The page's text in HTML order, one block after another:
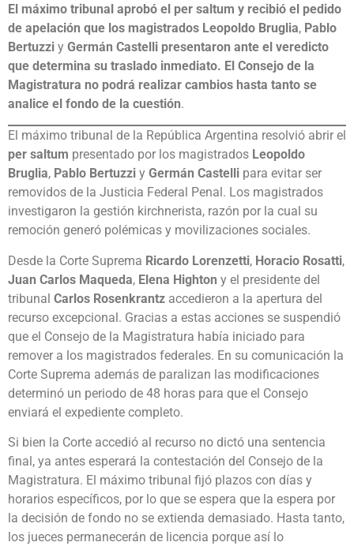
El máximo tribunal aprobó el per saltum y recibió el pedido
de apelación que los magistrados Leopoldo Bruglia, Pablo
Bertuzzi y Germán Castelli presentaron ante el veredicto
que determina su traslado inmediato. El Consejo de la
Magistratura no podrá realizar cambios hasta tanto se
analice el fondo de la cuestión.
El máximo tribunal de la República Argentina resolvió abrir el
per saltum presentado por los magistrados Leopoldo
Bruglia, Pablo Bertuzzi y Germán Castelli para evitar ser
removidos de la Justicia Federal Penal. Los magistrados
investigaron la gestión kirchnerista, razón por la cual su
remoción generó polémicas y movilizaciones sociales.
Desde la Corte Suprema Ricardo Lorenzetti, Horacio Rosatti,
Juan Carlos Maqueda, Elena Highton y el presidente del
tribunal Carlos Rosenkrantz accedieron a la apertura del
recurso excepcional. Gracias a estas acciones se suspendió
que el Consejo de la Magistratura había iniciado para
remover a los magistrados federales. En su comunicación la
Corte Suprema además de paralizan las modificaciones
determinó un periodo de 48 horas para que el Consejo
enviará el expediente completo.
Si bien la Corte accedió al recurso no dictó una sentencia
final, ya antes esperará la contestación del Consejo de la
Magistratura. El máximo tribunal fijó plazos con días y
horarios específicos, por lo que se espera que la espera por
la decisión de fondo no se extienda demasiado. Hasta tanto,
los jueces permanecerán de licencia porque así lo